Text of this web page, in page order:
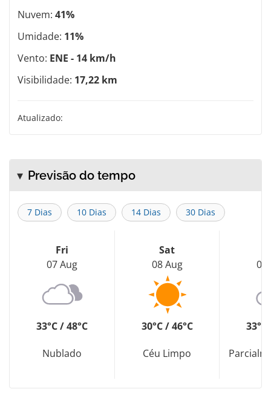
Nuvem: 41%
Umidade: 11%
Vento: ENE - 14 km/h
Visibilidade: 17,22 km
Atualizado:
Previsão do tempo
7 Dias 10 Dias 14 Dias 30 Dias
Fri
07 Aug
33°C / 48°C
Nublado
Sat
08 Aug
30°C / 46°C
Céu Limpo
09
33°C